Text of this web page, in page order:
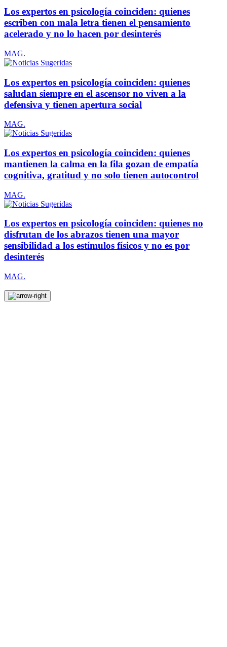
Los expertos en psicología coinciden: quienes
escriben con mala letra tienen el pensamiento
acelerado y no lo hacen por desinterés
MAG.
Los expertos en psicología coinciden: quienes
saludan siempre en el ascensor no viven a la
defensiva y tienen apertura social
MAG.
Los expertos en psicología coinciden: quienes
mantienen la calma en la fila gozan de empatía
cognitiva, gratitud y no solo tienen autocontrol
MAG.
Los expertos en psicología coinciden: quienes no
disfrutan de los abrazos tienen una mayor
sensibilidad a los estímulos físicos y no es por
desinterés
MAG.